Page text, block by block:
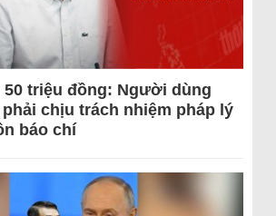
50 triệu đồng: Người dùng
chịu trách nhiệm pháp lý
báo chí